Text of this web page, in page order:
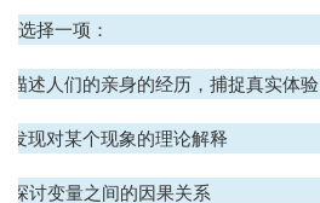
选择一项：
描述人们的亲身的经历，捕捉真实体验
发现对某个现象的理论解释
探讨变量之间的因果关系